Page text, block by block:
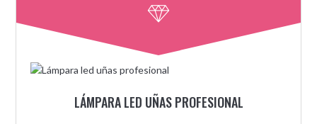
LÁMPARA LED UÑAS PROFESIONAL